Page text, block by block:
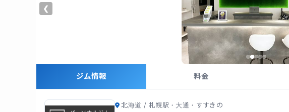
❮
ジム情報 料金
北海道 / 札幌駅・大通・すすきの